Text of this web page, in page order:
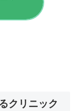
クリニック